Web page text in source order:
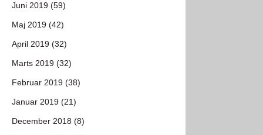
Juni 2019 (59)
Maj 2019 (42)
April 2019 (32)
Marts 2019 (32)
Februar 2019 (38)
Januar 2019 (21)
December 2018 (8)